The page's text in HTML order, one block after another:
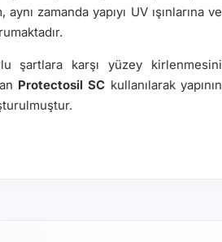
zamanda yapıyı UV ışınlarına ve
şartlara karşı yüzey kirlenmesini
Protectosil SC kullanılarak yapının